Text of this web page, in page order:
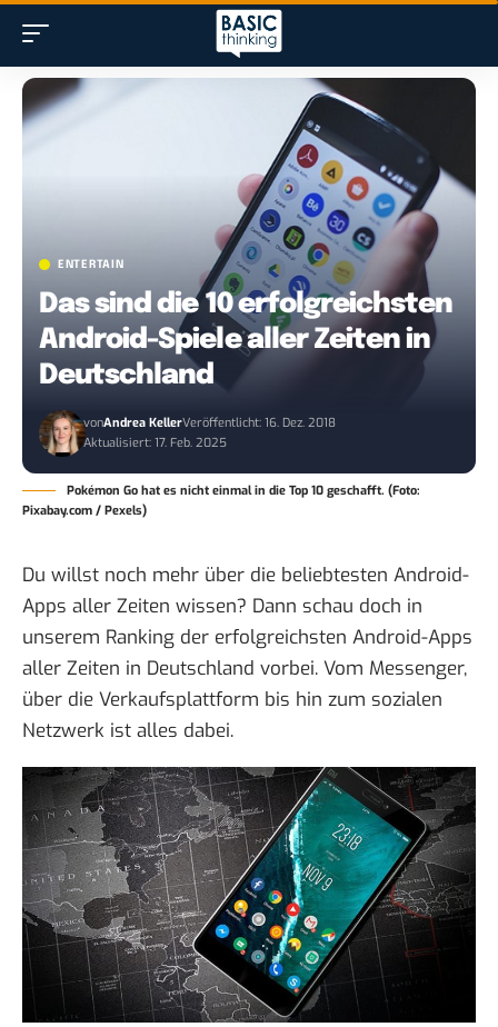
ENTERTAIN
Das sind die 10 erfolgreichsten
Android-Spiele aller Zeiten in
Deutschland
vonAndrea KellerVeröffentlicht: 16. Dez. 2018
Aktualisiert: 17. Feb. 2025
Pokémon Go hat es nicht einmal in die Top 10 geschafft. (Foto:
Pixabay.com / Pexels)
Du willst noch mehr über die beliebtesten Android-
Apps aller Zeiten wissen? Dann schau doch in
unserem Ranking der erfolgreichsten Android-Apps
aller Zeiten in Deutschland vorbei. Vom Messenger,
über die Verkaufsplattform bis hin zum sozialen
Netzwerk ist alles dabei.